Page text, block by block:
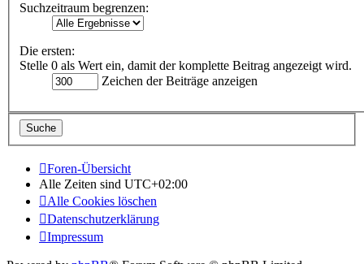
Suchzeitraum begrenzen:
Die ersten:
Stelle 0 als Wert ein, damit der komplette Beitrag angezeigt wird.
Zeichen der Beiträge anzeigen
Foren-Übersicht
Alle Zeiten sind UTC+02:00
Alle Cookies löschen
Datenschutzerklärung
Impressum